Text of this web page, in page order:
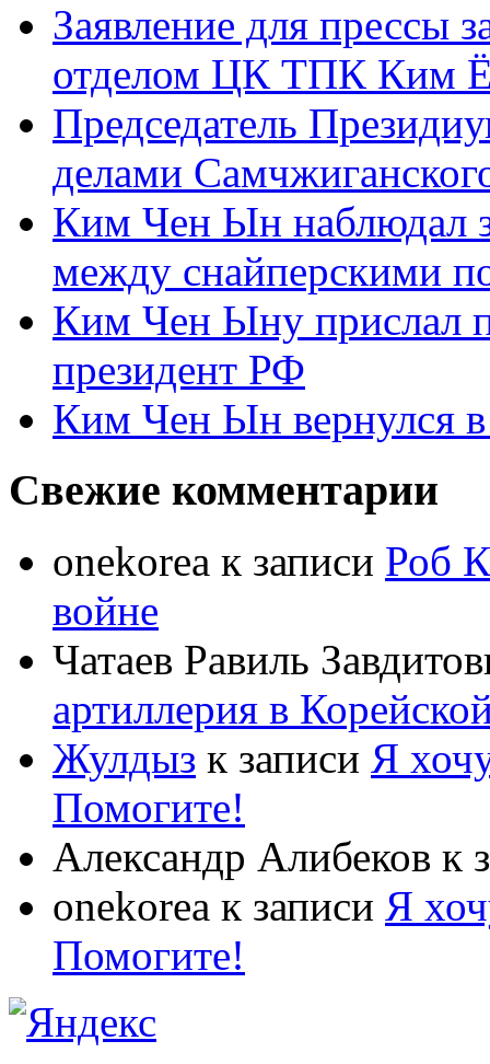
Заявление для прессы
отделом ЦК ТПК Ким
Председатель
делами
Ким Чен Ын наблюдал
между снайперскими
Ким Чен Ыну прислал
президент РФ
Ким Чен Ын вернулся
Свежие комментарии
onekorea к записи Роб
войне
Чатаев Равиль
артиллерия в
Жулдыз к записи Я
Помогите!
Александр Алибеков к
onekorea к записи Я
Помогите!